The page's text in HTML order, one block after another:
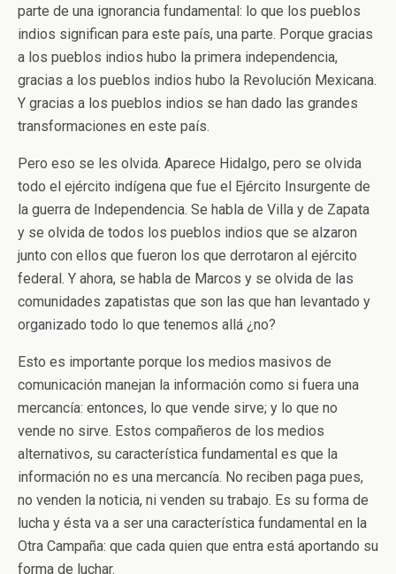
parte de una ignorancia fundamental: lo que los pueblos
indios significan para este país, una parte. Porque gracias
a los pueblos indios hubo la primera independencia,
gracias a los pueblos indios hubo la Revolución Mexicana.
Y gracias a los pueblos indios se han dado las grandes
transformaciones en este país.
Pero eso se les olvida. Aparece Hidalgo, pero se olvida
todo el ejército indígena que fue el Ejército Insurgente de
la guerra de Independencia. Se habla de Villa y de Zapata
y se olvida de todos los pueblos indios que se alzaron
junto con ellos que fueron los que derrotaron al ejército
federal. Y ahora, se habla de Marcos y se olvida de las
comunidades zapatistas que son las que han levantado y
organizado todo lo que tenemos allá ¿no?
Esto es importante porque los medios masivos de
comunicación manejan la información como si fuera una
mercancía: entonces, lo que vende sirve; y lo que no
vende no sirve. Estos compañeros de los medios
alternativos, su característica fundamental es que la
información no es una mercancía. No reciben paga pues,
no venden la noticia, ni venden su trabajo. Es su forma de
lucha y ésta va a ser una característica fundamental en la
Otra Campaña: que cada quien que entra está aportando su
forma de luchar.